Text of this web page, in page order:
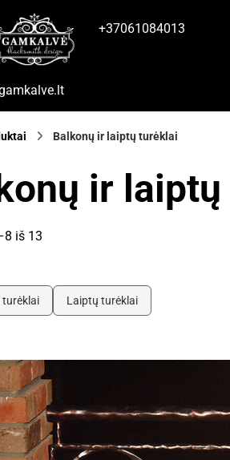
+37061084013
Balkonų ir laiptų turėklai
ir
iš 13
turėklai Laiptų turėklai